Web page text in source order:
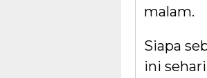
malam.
Siapa
ini